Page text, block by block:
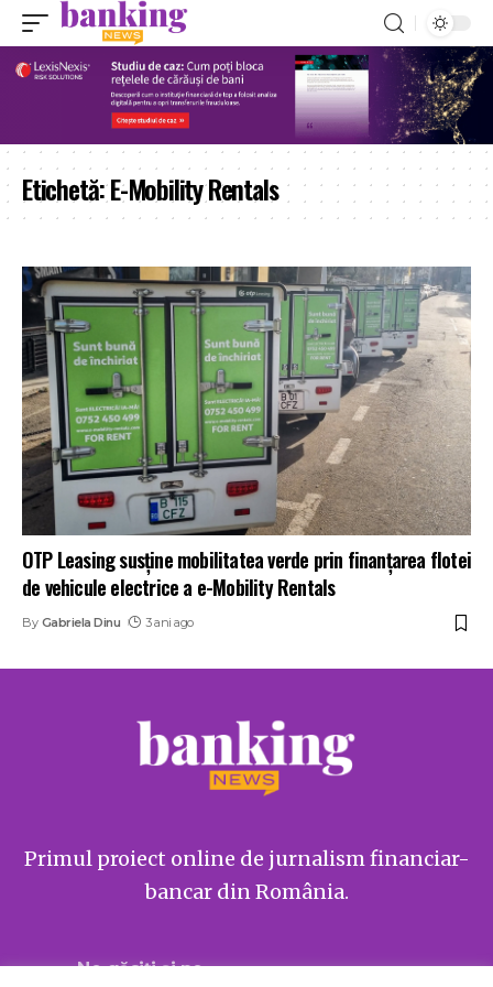
Etichetă:E-Mobility Rentals
OTP Leasing susține mobilitatea verde prin finanțarea flotei
de vehicule electrice a e-Mobility Rentals
By Gabriela Dinu 3 ani ago
Primul proiect online de jurnalism financiar-
bancar din România.
Ne găsiți și pe